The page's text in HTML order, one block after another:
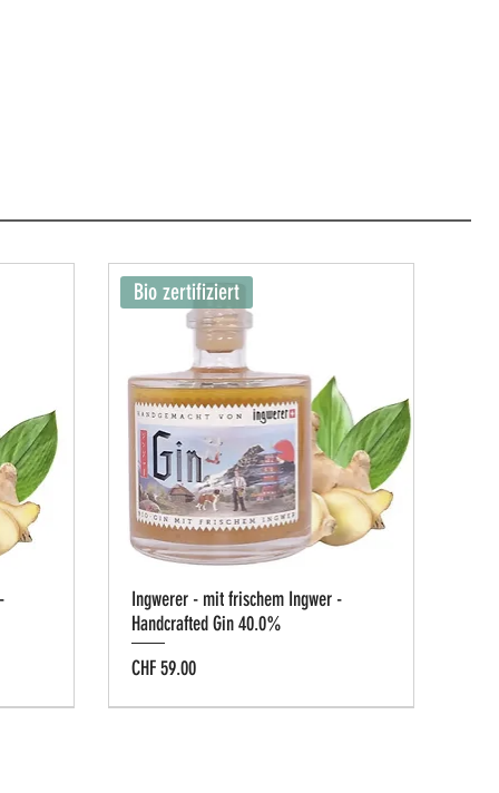
Bio zertifiziert
Ingwerer - mit frischem Ingwer -
Handcrafted Gin 40.0%
Preis
CHF 59.00